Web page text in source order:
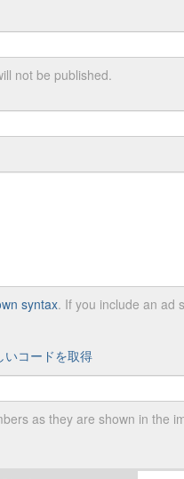
not be published.
syntax. If you include an ad
いコードを取得
as they are shown in the